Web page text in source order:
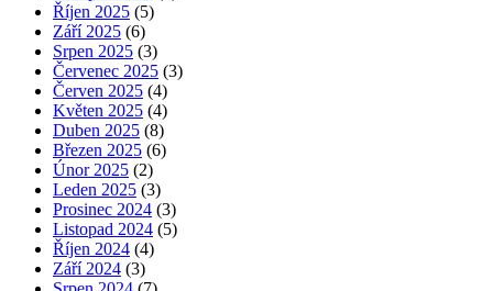
Říjen 2025 (5)
Září 2025 (6)
Srpen 2025 (3)
Červenec 2025 (3)
Červen 2025 (4)
Květen 2025 (4)
Duben 2025 (8)
Březen 2025 (6)
Únor 2025 (2)
Leden 2025 (3)
Prosinec 2024 (3)
Listopad 2024 (5)
Říjen 2024 (4)
Září 2024 (3)